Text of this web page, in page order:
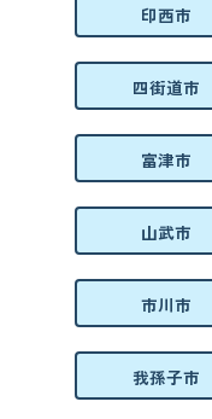
印西市
四街道市
富津市
山武市
市川市
我孫子市